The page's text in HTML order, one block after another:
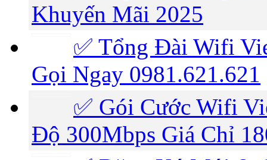
Khuyến Mãi 2025
✅ Tổng Đài Wifi
Gọi Ngay 0981.621.621
✅ Gói Cước Wifi
Độ 300Mbps Giá Chỉ